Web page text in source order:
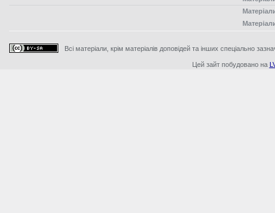
Всі матеріали, крім матеріалів доповідей та інших спеціально
Цей зайт побудовано на